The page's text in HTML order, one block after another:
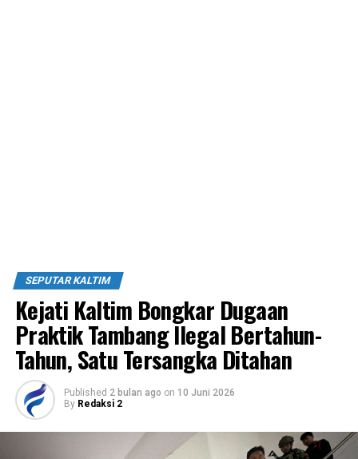
SEPUTAR KALTIM
Kejati Kaltim Bongkar Dugaan
Praktik Tambang Ilegal Bertahun-
Tahun, Satu Tersangka Ditahan
Published 2 bulan ago on 10 Juni 2026
By Redaksi 2